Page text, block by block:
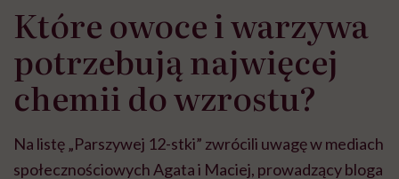
Które owoce i warzywa
potrzebują najwięcej
chemii do wzrostu?
Na listę „Parszywej 12-stki” zwrócili uwagę w mediach
społecznościowych Agata i Maciej, prowadzący bloga